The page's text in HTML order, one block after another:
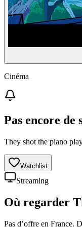
Cinéma
Pas encore de
They shot the piano
Watchlist
Streaming
Où regarder
Pas d’offre en France.